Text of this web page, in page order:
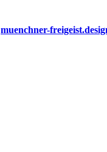
muenchner-